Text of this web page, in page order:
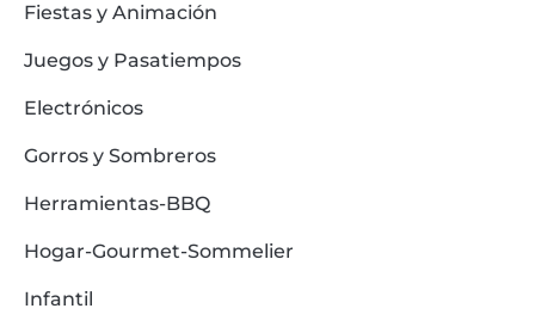
Fiestas y Animación
Juegos y Pasatiempos
Electrónicos
Gorros y Sombreros
Herramientas-BBQ
Hogar-Gourmet-Sommelier
Infantil